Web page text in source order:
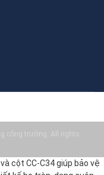
công trường. All rights
cột CC-C34 giúp bảo vệ